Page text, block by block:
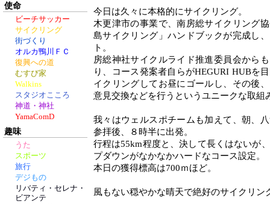
使命
ビーチサッカー
サイクリング
街づくり
オルカ鴨川ＦＣ
復興への道
むすび家
Walkins
スタジオこころ
神道・神社
YamaComD
趣味
うた
スポーツ
旅行
デジもの
リバティ・セレナ・
ビアンテ
今日は久々に本格的にサイクリング。
木更津市の事業で、南房総サイクリング
島サイクリング」ハンドブックが完成し
ト。
房総神社サイクルライド推進委員会から
り、コース発案者自らがHEGURI HUBを
イクリングしてお昼にゴールし、その後
意見交換などを行うというユニークな取組
我々はウェルスポチームも加えて、朝、
参拝後、８時半に出発。
行程は55km程度と、決して長くはないが
プダウンがなかなかハードなコース設定。
本日の獲得標高は700ｍほど。
風もない穏やかな晴天で絶好のサイクリン